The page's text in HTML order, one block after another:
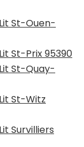
St-Ouen-
St-Prix 95390
St-Quay-
St-Witz
Survilliers